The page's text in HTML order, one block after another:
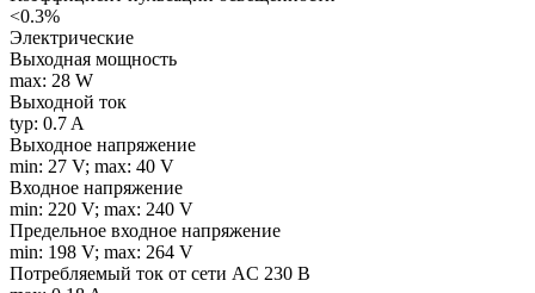
<0.3%
Электрические
Выходная мощность
max: 28 W
Выходной ток
typ: 0.7 A
Выходное напряжение
min: 27 V; max: 40 V
Входное напряжение
min: 220 V; max: 240 V
Предельное входное напряжение
min: 198 V; max: 264 V
Потребляемый ток от сети AC 230 В